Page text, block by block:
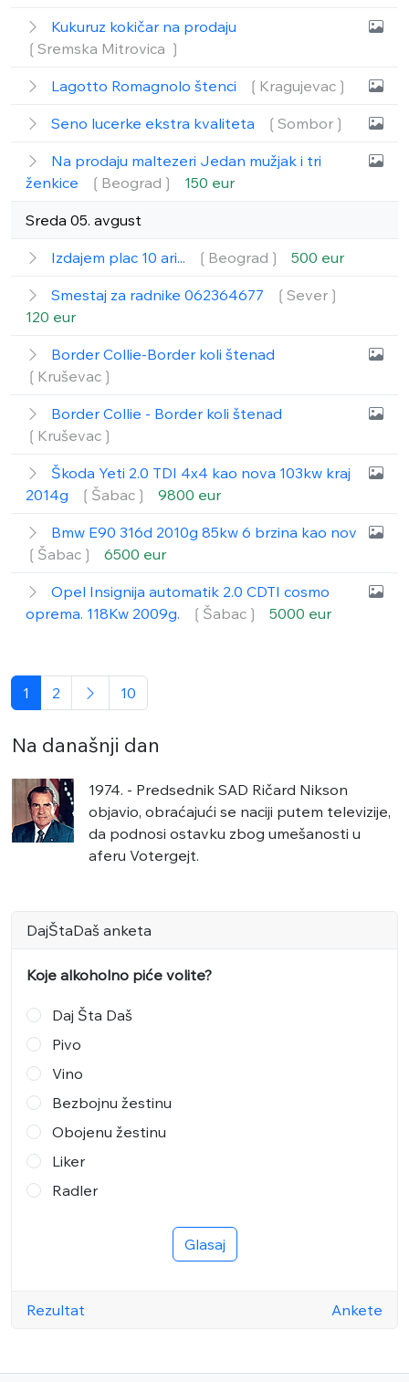
Kukuruz kokičar na prodaju
❲Sremska Mitrovica ❳
Lagotto Romagnolo štenci ❲Kragujevac❳
Seno lucerke ekstra kvaliteta ❲Sombor❳
Na prodaju maltezeri Jedan mužjak i tri
ženkice
❲Beograd❳ 150 eur
Sreda 05. avgust
Izdajem plac 10 ari... ❲Beograd❳ 500 eur
Smestaj za radnike 062364677
❲Sever❳
120 eur
Border Collie-Border koli štenad
❲Kruševac❳
Border Collie - Border koli štenad
❲Kruševac❳
Škoda Yeti 2.0 TDI 4x4 kao nova 103kw kraj
2014g
❲Šabac❳ 9800 eur
Bmw E90 316d 2010g 85kw 6 brzina kao nov
❲Šabac❳
6500 eur
Opel Insignija automatik 2.0 CDTI cosmo
oprema. 118Kw 2009g.
❲Šabac❳ 5000 eur
1 2 10
Na današnji dan
1974. - Predsednik SAD Ričard Nikson
objavio, obraćajući se naciji putem televizije,
da podnosi ostavku zbog umešanosti u
aferu Votergejt.
DajŠtaDaš anketa
Koje alkoholno piće volite?
Daj Šta Daš
Pivo
Vino
Bezbojnu žestinu
Obojenu žestinu
Liker
Radler
Glasaj
Rezultat Ankete